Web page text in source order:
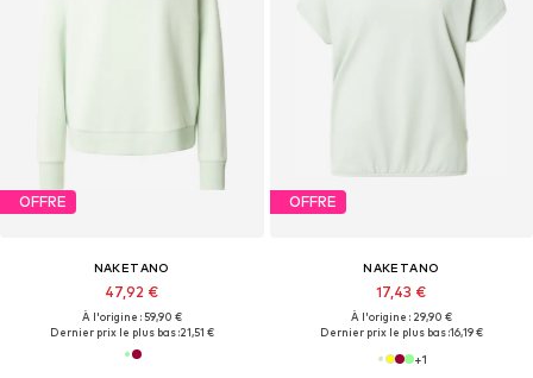
OFFRE
NAKETANO
47,92 €
À l'origine : 59,90 €
Dernier prix le plus bas :21,51 €
OFFRE
NAKETANO
17,43 €
À l'origine : 29,90 €
Dernier prix le plus bas :16,19 €
+1